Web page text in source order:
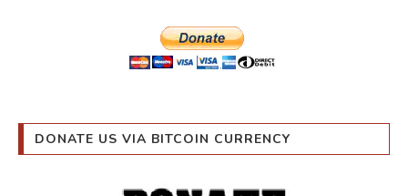
DONATE US VIA BITCOIN CURRENCY